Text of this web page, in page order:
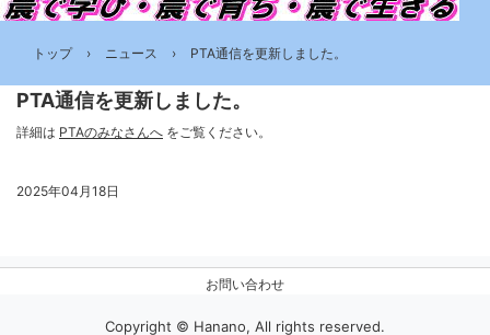
トップ › ニュース › PTA通信を更新しました。
PTA通信を更新しました。
詳細は PTAのみなさんへ をご覧ください。
2025年04月18日
お問い合わせ
Copyright © Hanano, All rights reserved.